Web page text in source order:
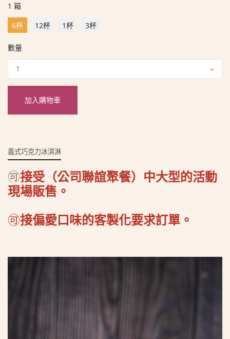
1 箱
6杯
12杯 1杯 3杯
數量
加入購物車
義式巧克力冰淇淋
🉑接受（公司聯誼聚餐）中大型的活動
現場販售。
🉑接偏愛口味的客製化要求訂單 。